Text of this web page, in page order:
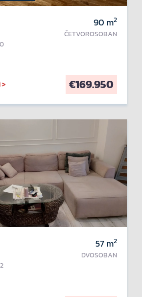
90 m2
ČETVOROSOBAN
> €169.950
57m2
DVOSOBAN